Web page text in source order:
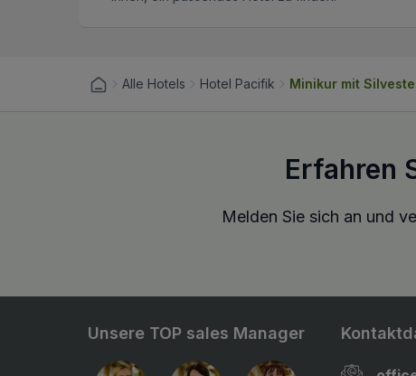
Alle Hotels Hotel Pacifik Minikur mit
Erfahren
Melden Sie sich an und
Unsere TOP sales Manager